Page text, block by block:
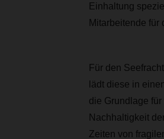
Einhaltung
Mitarbeitende
Für den
lädt diese in
die Grundlage
Nachhaltigkeit
Zeiten von